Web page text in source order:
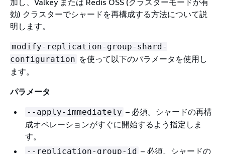
加し、Valkey または Redis OSS (クラスターモードが有
効) クラスターでシャードを再構成する方法について説
明します。
modify-replication-group-shard-
configuration を使って以下のパラメータを使用し
ます。
パラメータ
--apply-immediately – 必須。シャードの再構
成オペレーションがすぐに開始するよう指定しま
す。
--replication-group-id – 必須。シャードの